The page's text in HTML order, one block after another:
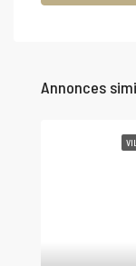
Annonces